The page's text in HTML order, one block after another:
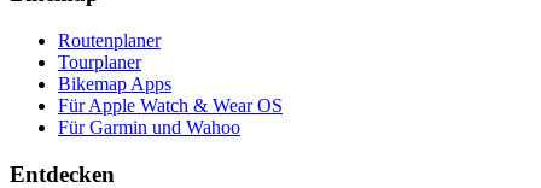
Routenplaner
Tourplaner
Bikemap Apps
Für Apple Watch & Wear OS
Für Garmin und Wahoo
Entdecken